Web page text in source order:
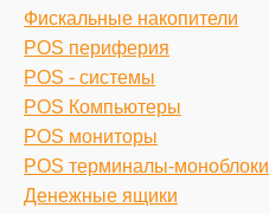
Фискальные накопители
POS периферия
POS - системы
POS Компьютеры
POS мониторы
POS терминалы-моноблоки
Денежные ящики